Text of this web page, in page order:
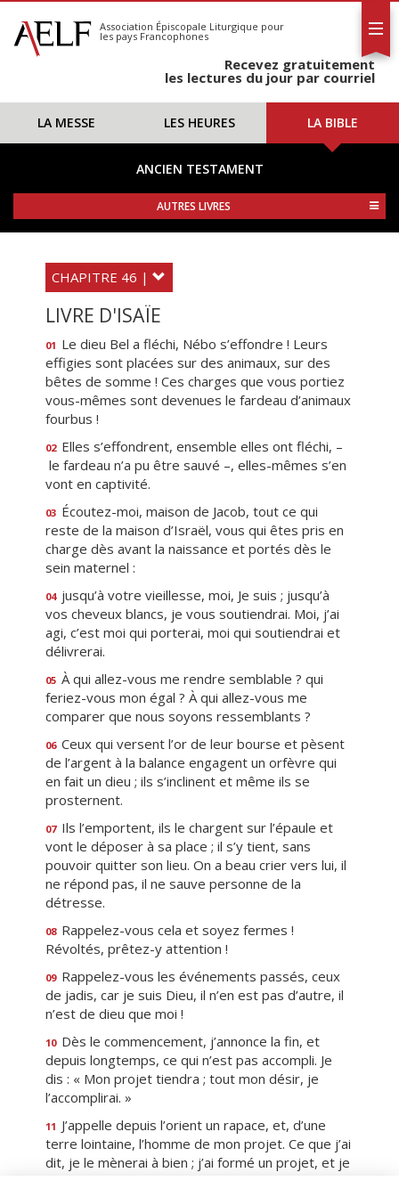
S'abonner
Calendrier
Association Épiscopale Liturgique pour
les pays Francophones
Recevez gratuitement
les lectures du jour par courriel
LA MESSE LES HEURES LA BIBLE
ANCIEN TESTAMENT
AUTRES LIVRES
CHAPITRE 46 |
LIVRE D'ISAÏE
01 Le dieu Bel a fléchi, Nébo s’effondre ! Leurs
effigies sont placées sur des animaux, sur des
bêtes de somme ! Ces charges que vous portiez
vous-mêmes sont devenues le fardeau d’animaux
fourbus !
02 Elles s’effondrent, ensemble elles ont fléchi, –
le fardeau n’a pu être sauvé –, elles-mêmes s’en
vont en captivité.
03 Écoutez-moi, maison de Jacob, tout ce qui
reste de la maison d’Israël, vous qui êtes pris en
charge dès avant la naissance et portés dès le
sein maternel :
04 jusqu’à votre vieillesse, moi, Je suis ; jusqu’à
vos cheveux blancs, je vous soutiendrai. Moi, j’ai
agi, c’est moi qui porterai, moi qui soutiendrai et
délivrerai.
05 À qui allez-vous me rendre semblable ? qui
feriez-vous mon égal ? À qui allez-vous me
comparer que nous soyons ressemblants ?
06 Ceux qui versent l’or de leur bourse et pèsent
de l’argent à la balance engagent un orfèvre qui
en fait un dieu ; ils s’inclinent et même ils se
prosternent.
07 Ils l’emportent, ils le chargent sur l’épaule et
vont le déposer à sa place ; il s’y tient, sans
pouvoir quitter son lieu. On a beau crier vers lui, il
ne répond pas, il ne sauve personne de la
détresse.
08 Rappelez-vous cela et soyez fermes !
Révoltés, prêtez-y attention !
09 Rappelez-vous les événements passés, ceux
de jadis, car je suis Dieu, il n’en est pas d’autre, il
n’est de dieu que moi !
10 Dès le commencement, j’annonce la fin, et
depuis longtemps, ce qui n’est pas accompli. Je
dis : « Mon projet tiendra ; tout mon désir, je
l’accomplirai. »
11 J’appelle depuis l’orient un rapace, et, d’une
terre lointaine, l’homme de mon projet. Ce que j’ai
dit, je le mènerai à bien ; j’ai formé un projet, et je